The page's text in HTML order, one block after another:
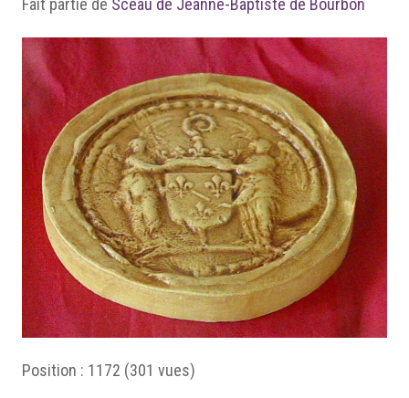
Fait partie de Sceau de Jeanne-Baptiste de Bourbon
Position : 1172 (301 vues)